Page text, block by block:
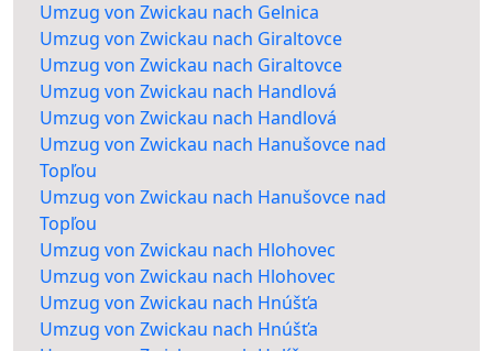
Umzug von Zwickau nach Gelnica
Umzug von Zwickau nach Giraltovce
Umzug von Zwickau nach Giraltovce
Umzug von Zwickau nach Handlová
Umzug von Zwickau nach Handlová
Umzug von Zwickau nach Hanušovce nad
Topľou
Umzug von Zwickau nach Hanušovce nad
Topľou
Umzug von Zwickau nach Hlohovec
Umzug von Zwickau nach Hlohovec
Umzug von Zwickau nach Hnúšťa
Umzug von Zwickau nach Hnúšťa